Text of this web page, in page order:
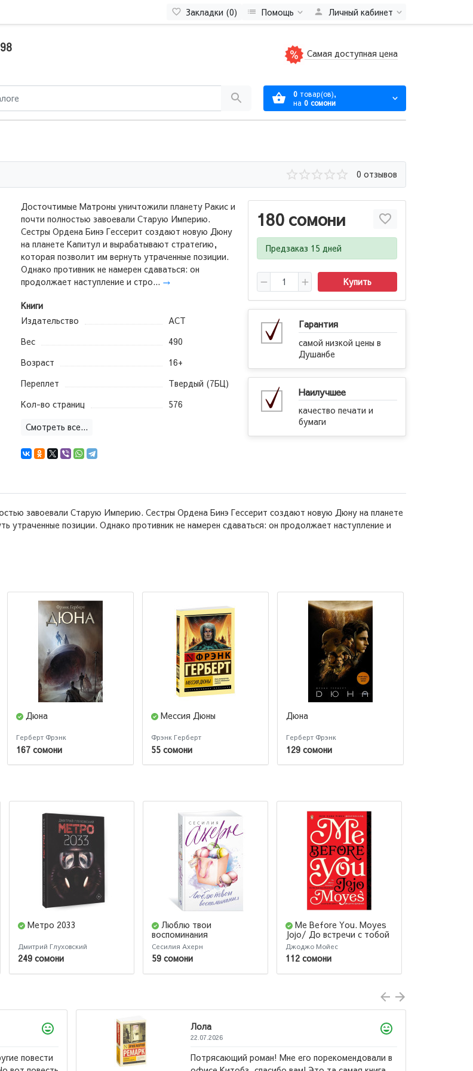
Закладки (0) Помощь Личный кабинет
Самая доступная цена
0 товар(ов),
на 0 сомони
0 отзывов
180 сомони
Предзаказ 15 дней
Купить
Гарантия
самой низкой цены в
Душанбе
Наилучшее
качество печати и
бумаги
Досточтимые Матроны уничтожили планету Ракис и
почти полностью завоевали Старую Империю.
Сестры Ордена Бинэ Гессерит создают новую Дюну
на планете Капитул и вырабатывают стратегию,
которая позволит им вернуть утраченные позиции.
Однако противник не намерен сдаваться: он
продолжает наступление и стро... →
Книги
Издательство
АСТ
Вес
490
Возраст
16+
Переплет
Твердый (7БЦ)
Кол-во страниц
576
Смотреть все...
завоевали Старую Империю. Сестры Ордена Бинэ Гессерит создают новую Дюну на планете
утраченные позиции. Однако противник не намерен сдаваться: он продолжает наступление и
Дюна
Герберт Фрэнк
167 сомони
Мессия Дюны
Фрэнк Герберт
55 сомони
Дюна
Герберт Фрэнк
129 сомони
Метро 2033
Дмитрий Глуховский
249 сомони
Люблю твои
воспоминания
Сесилия Ахерн
59 сомони
Me Before You. Moyes
Jojo/ До встречи с тобой
Джоджо Мойес
112 сомони
порекомендовали в
Само произведение яркое и эмоциональное,
описание красочное, Ремарк - супер, вообщем. А